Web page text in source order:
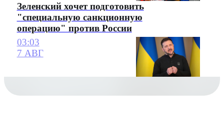
Зеленский хочет подготовить
"специальную санкционную
операцию" против России
03:03
7 АВГ